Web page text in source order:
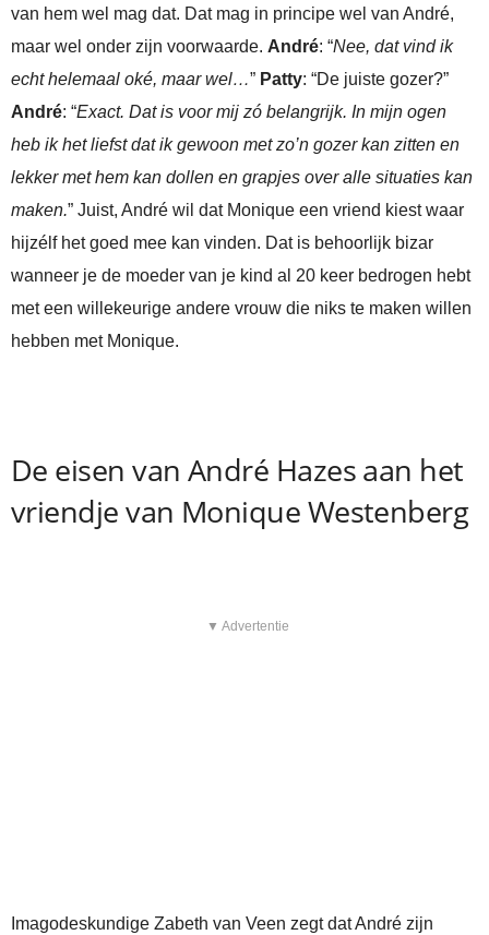
van hem wel mag dat. Dat mag in principe wel van André,
maar wel onder zijn voorwaarde. André: “Nee, dat vind ik
echt helemaal oké, maar wel…” Patty: “De juiste gozer?”
André: “Exact. Dat is voor mij zó belangrijk. In mijn ogen
heb ik het liefst dat ik gewoon met zo’n gozer kan zitten en
lekker met hem kan dollen en grapjes over alle situaties kan
maken.” Juist, André wil dat Monique een vriend kiest waar
hijzélf het goed mee kan vinden. Dat is behoorlijk bizar
wanneer je de moeder van je kind al 20 keer bedrogen hebt
met een willekeurige andere vrouw die niks te maken willen
hebben met Monique.
De eisen van André Hazes aan het
vriendje van Monique Westenberg
▼ Advertentie
Imagodeskundige Zabeth van Veen zegt dat André zijn